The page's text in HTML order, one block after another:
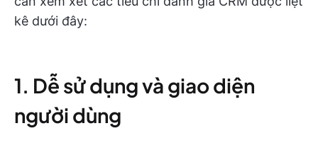
kê dưới đây:
1. Dễ sử dụng và giao diện
người dùng